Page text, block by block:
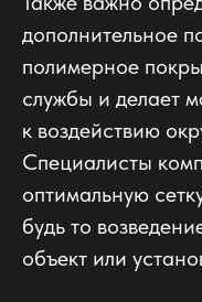
дополнительное
полимерное
службы и делает
к воздействию
Специалисты
оптимальную
будь то
объект или